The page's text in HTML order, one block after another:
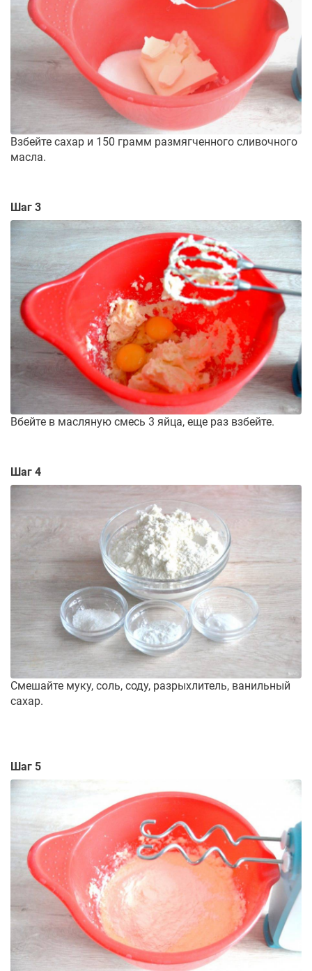
Взбейте сахар и 150 грамм размягченного сливочного
масла.
Шаг 3
Вбейте в масляную смесь 3 яйца, еще раз взбейте.
Шаг 4
Смешайте муку, соль, соду, разрыхлитель, ванильный
сахар.
Шаг 5